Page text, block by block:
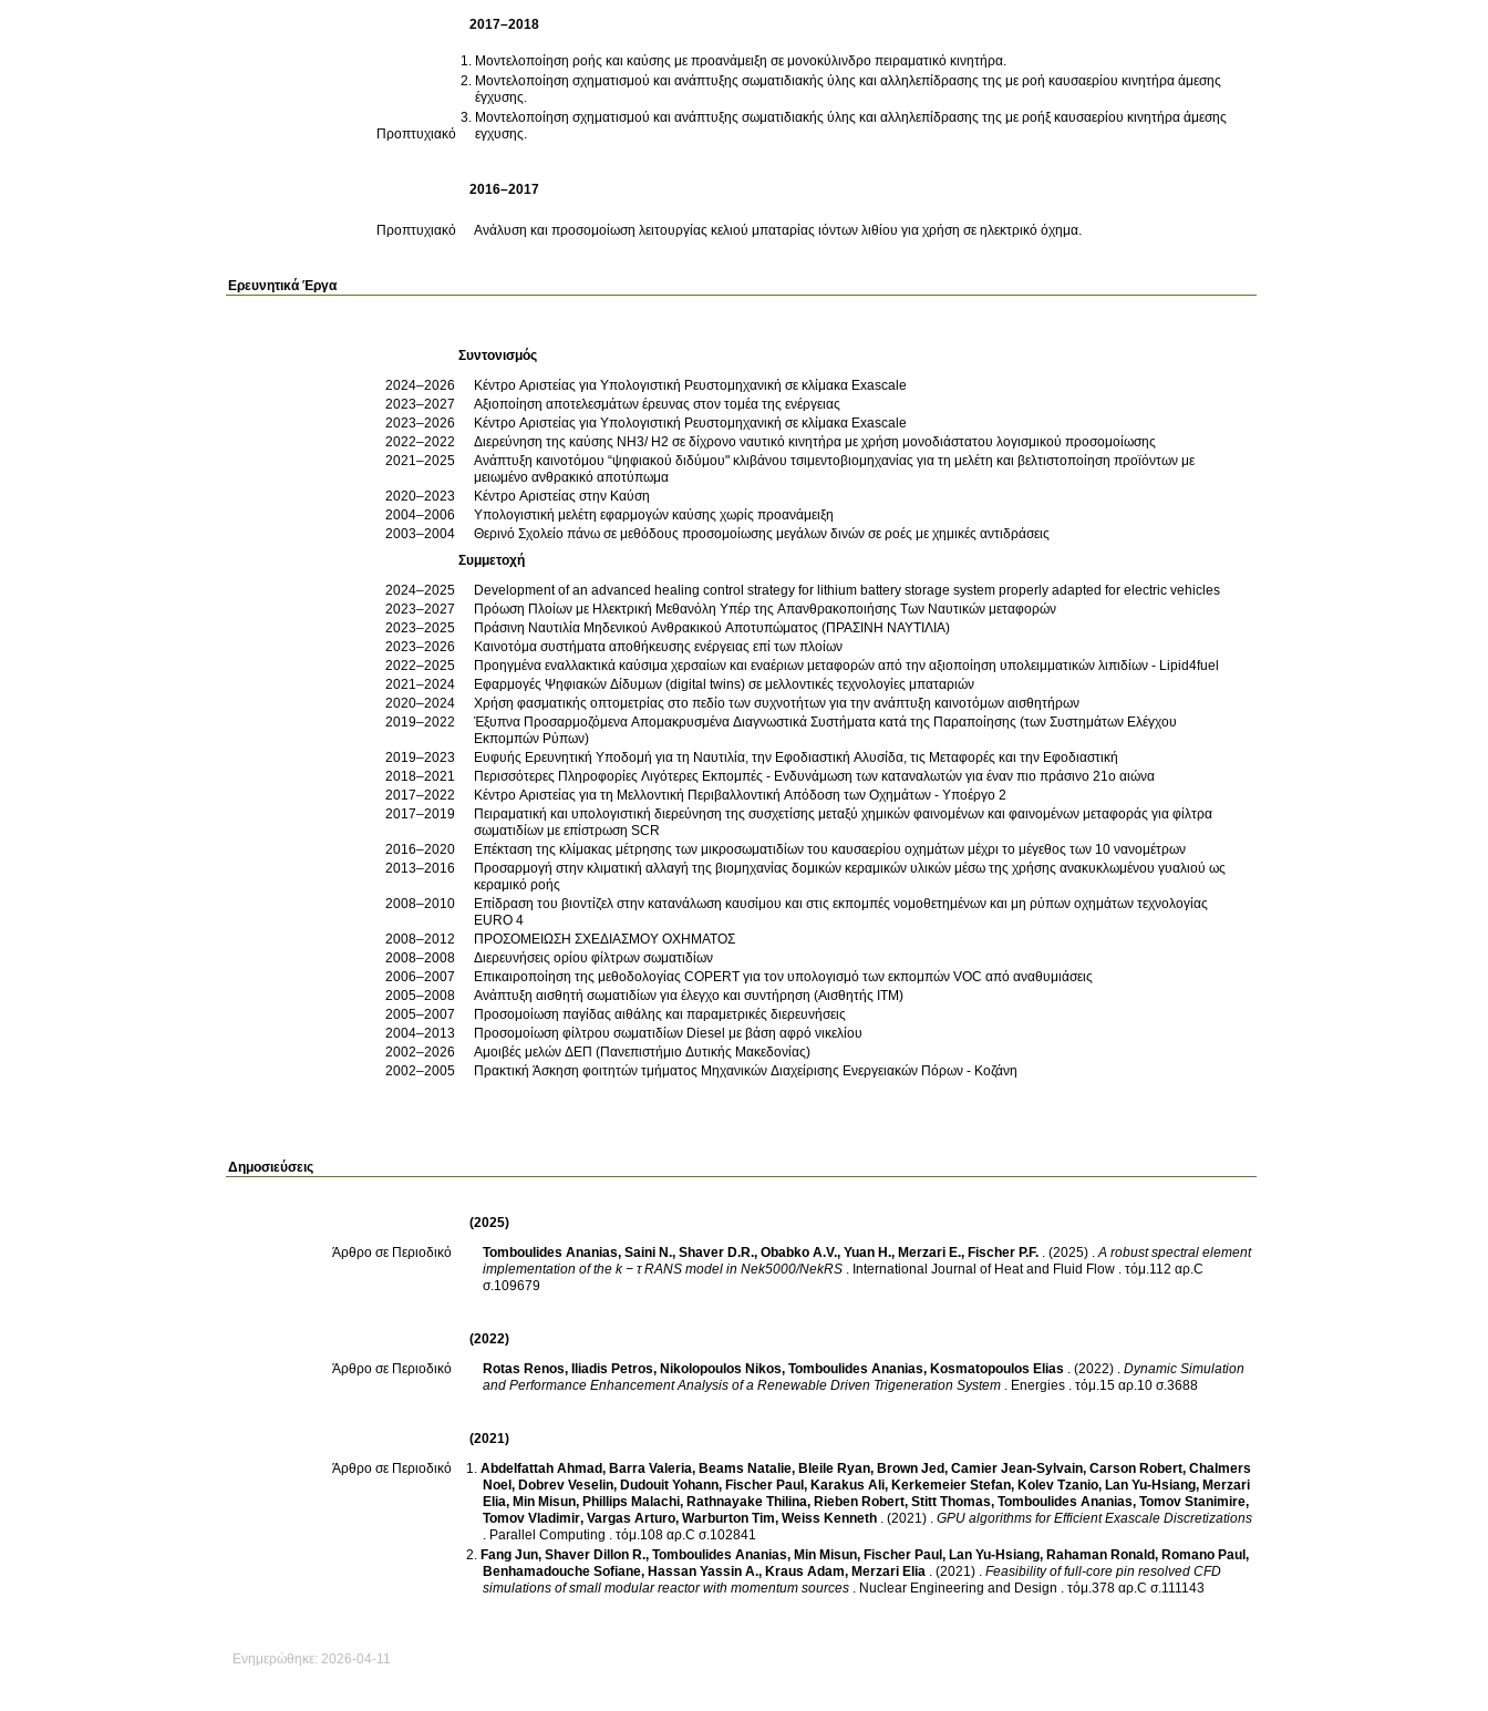
2017–2018
Προπτυχιακό
Μοντελοποίηση ροής και καύσης με προανάμειξη σε μονοκύλινδρο πειραματικό κινητήρα.
Μοντελοποίηση σχηματισμού και ανάπτυξης σωματιδιακής ύλης και αλληλεπίδρασης της με ροή καυσαερίου κινητήρα άμεσης
έγχυσης.
Μοντελοποίηση σχηματισμού και ανάπτυξης σωματιδιακής ύλης και αλληλεπίδρασης της με ροήξ καυσαερίου κινητήρα άμεσης
εγχυσης.
2016–2017
Προπτυχιακό Ανάλυση και προσομοίωση λειτουργίας κελιού μπαταρίας ιόντων λιθίου για χρήση σε ηλεκτρικό όχημα.
Ερευνητικά Έργα
Συντονισμός
2024–2026
Κέντρο Αριστείας για Υπολογιστική Ρευστομηχανική σε κλίμακα Exascale
2023–2027
Αξιοποίηση αποτελεσμάτων έρευνας στον τομέα της ενέργειας
2023–2026
Κέντρο Αριστείας για Υπολογιστική Ρευστομηχανική σε κλίμακα Exascale
2022–2022
Διερεύνηση της καύσης NH3/ H2 σε δίχρονο ναυτικό κινητήρα με χρήση μονοδιάστατου λογισμικού προσομοίωσης
2021–2025
Ανάπτυξη καινοτόμου “ψηφιακού διδύμου" κλιβάνου τσιμεντοβιομηχανίας για τη μελέτη και βελτιστοποίηση προϊόντων με
μειωμένο ανθρακικό αποτύπωμα
2020–2023
Κέντρο Αριστείας στην Καύση
2004–2006
Υπολογιστική μελέτη εφαρμογών καύσης χωρίς προανάμειξη
2003–2004
Θερινό Σχολείο πάνω σε μεθόδους προσομοίωσης μεγάλων δινών σε ροές με χημικές αντιδράσεις
Συμμετοχή
2024–2025
Development of an advanced healing control strategy for lithium battery storage system properly adapted for electric vehicles
2023–2027
Πρόωση Πλοίων με Ηλεκτρική Μεθανόλη Υπέρ της Απανθρακοποιήσης Των Ναυτικών μεταφορών
2023–2025
Πράσινη Ναυτιλία Μηδενικού Ανθρακικού Αποτυπώματος (ΠΡΑΣΙΝΗ ΝΑΥΤΙΛΙΑ)
2023–2026
Καινοτόμα συστήματα αποθήκευσης ενέργειας επί των πλοίων
2022–2025
Προηγμένα εναλλακτικά καύσιμα χερσαίων και εναέριων μεταφορών από την αξιοποίηση υπολειμματικών λιπιδίων - Lipid4fuel
2021–2024
Εφαρμογές Ψηφιακών Δίδυμων (digital twins) σε μελλοντικές τεχνολογίες μπαταριών
2020–2024
Χρήση φασματικής οπτομετρίας στο πεδίο των συχνοτήτων για την ανάπτυξη καινοτόμων αισθητήρων
2019–2022
Έξυπνα Προσαρμοζόμενα Απομακρυσμένα Διαγνωστικά Συστήματα κατά της Παραποίησης (των Συστημάτων Ελέγχου
Εκπομπών Ρύπων)
2019–2023
Ευφυής Ερευνητική Υποδομή για τη Ναυτιλία, την Εφοδιαστική Αλυσίδα, τις Μεταφορές και την Εφοδιαστική
2018–2021
Περισσότερες Πληροφορίες Λιγότερες Εκπομπές - Ενδυνάμωση των καταναλωτών για έναν πιο πράσινο 21ο αιώνα
2017–2022
Κέντρο Αριστείας για τη Μελλοντική Περιβαλλοντική Απόδοση των Οχημάτων - Υποέργο 2
2017–2019
Πειραματική και υπολογιστική διερεύνηση της συσχετίσης μεταξύ χημικών φαινομένων και φαινομένων μεταφοράς για φίλτρα
σωματιδίων με επίστρωση SCR
2016–2020
Επέκταση της κλίμακας μέτρησης των μικροσωματιδίων του καυσαερίου οχημάτων μέχρι το μέγεθος των 10 νανομέτρων
2013–2016
Προσαρμογή στην κλιματική αλλαγή της βιομηχανίας δομικών κεραμικών υλικών μέσω της χρήσης ανακυκλωμένου γυαλιού ως
κεραμικό ροής
2008–2010
Επίδραση του βιοντίζελ στην κατανάλωση καυσίμου και στις εκπομπές νομοθετημένων και μη ρύπων οχημάτων τεχνολογίας
EURO 4
2008–2012
ΠΡΟΣΟΜΕΙΩΣΗ ΣΧΕΔΙΑΣΜΟΥ ΟΧΗΜΑΤΟΣ
2008–2008
Διερευνήσεις ορίου φίλτρων σωματιδίων
2006–2007
Επικαιροποίηση της μεθοδολογίας COPERT για τον υπολογισμό των εκπομπών VOC από αναθυμιάσεις
2005–2008
Ανάπτυξη αισθητή σωματιδίων για έλεγχο και συντήρηση (Αισθητής ΙΤΜ)
2005–2007
Προσομοίωση παγίδας αιθάλης και παραμετρικές διερευνήσεις
2004–2013
Προσομοίωση φίλτρου σωματιδίων Diesel με βάση αφρό νικελίου
2002–2026
Αμοιβές μελών ΔΕΠ (Πανεπιστήμιο Δυτικής Μακεδονίας)
2002–2005
Πρακτική Άσκηση φοιτητών τμήματος Μηχανικών Διαχείρισης Ενεργειακών Πόρων - Κοζάνη
Δημοσιεύσεις
(2025)
Άρθρο σε Περιοδικό
Tomboulides Ananias, Saini N., Shaver D.R., Obabko A.V., Yuan H., Merzari E., Fischer P.F. (2025)
A robust spectral element
implementation of the k − τ RANS model in Nek5000/NekRS
International Journal of Heat and Fluid Flow
τόμ.112 αρ.C
σ.109679
(2022)
Άρθρο σε Περιοδικό
Rotas Renos, Iliadis Petros, Nikolopoulos Nikos, Tomboulides Ananias, Kosmatopoulos Elias (2022)
Dynamic Simulation
and Performance Enhancement Analysis of a Renewable Driven Trigeneration System
Energies τόμ.15 αρ.10 σ.3688
(2021)
Άρθρο σε Περιοδικό
Abdelfattah Ahmad, Barra Valeria, Beams Natalie, Bleile Ryan, Brown Jed, Camier Jean-Sylvain, Carson Robert, Chalmers
Noel, Dobrev Veselin, Dudouit Yohann, Fischer Paul, Karakus Ali, Kerkemeier Stefan, Kolev Tzanio, Lan Yu-Hsiang, Merzari
Elia, Min Misun, Phillips Malachi, Rathnayake Thilina, Rieben Robert, Stitt Thomas, Tomboulides Ananias, Tomov Stanimire,
Tomov Vladimir, Vargas Arturo, Warburton Tim, Weiss Kenneth (2021)
GPU algorithms for Efficient Exascale Discretizations
Parallel Computing
τόμ.108 αρ.C σ.102841
Fang Jun, Shaver Dillon R., Tomboulides Ananias, Min Misun, Fischer Paul, Lan Yu-Hsiang, Rahaman Ronald, Romano Paul,
Benhamadouche Sofiane, Hassan Yassin A., Kraus Adam, Merzari Elia (2021)
Feasibility of full-core pin resolved CFD
simulations of small modular reactor with momentum sources
Nuclear Engineering and Design τόμ.378 αρ.C σ.111143
Ενημερώθηκε: 2026-04-11